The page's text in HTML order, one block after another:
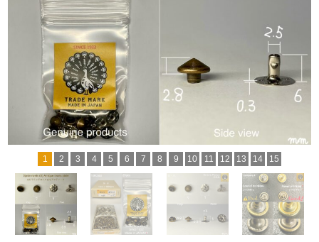
1 2 3 4 5 6 7 8 9 10 11 12 13 14 15